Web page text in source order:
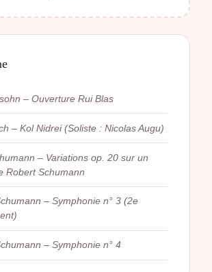
– Ouverture Rui Blas
– Kol Nidrei (Soliste : Nicolas Augu)
– Variations op. 20 sur un
Robert Schumann
– Symphonie n° 3 (2e
– Symphonie n° 4